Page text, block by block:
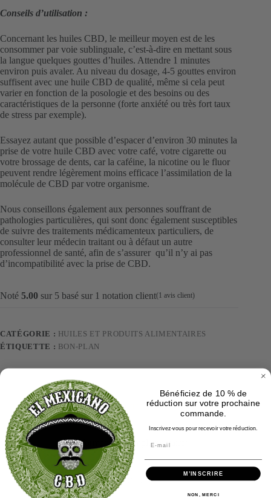
Conseils d’utilisation :
Concernant les huiles CBD, le meilleur moyen est de les
consommer par voie sublinguale, c’est-à-dire en mettant sous
la langue quelques gouttes d’huiles. Attendre 1 minutes
environ puis avaler. Au niveau du dosage, 4-5 gouttes environ
suffisent avec une huile CBD de qualité, même si cela peut
varier en fonction de la posologie et des besoins ou des
caractéristiques de la personne (forte anxiété ou très fort taux
de stress par exemple).
Essayez autant que possible d’espacer d’environ 30 minutes la
prise de votre huile CBD avec votre café, votre cigarette ou
votre brossage de dents, car la caféine, la nicotine ou le fluor
peuvent rendre légèrement moins efficace l’assimilation de la
molécule de CBD par votre organisme.
Nous conseillons également aux personnes souffrant de
pathologies particulières, qui sont donc également susceptibles
de suivre des traitements médicamenteux particuliers, de
consulter leur médecin traitant ou à défaut un autre
professionnel de santé, afin de s’assurer qu’il n’y ai pas
d’incompatibilité avec la prise de CBD.
Noté 5.00 sur 5 basé sur 1 notation client(1 avis client)
CATÉGORIE : HUILES ET PRODUITS ALIMENTAIRES
ÉTIQUETTE : BON-PLAN
Description
Informations complémentaires
Avis (1)
Bénéficiez de 10 % de
réduction sur votre prochaine
commande.
Inscrivez-vous pour recevoir votre réduction.
M’INSCRIRE
NON, MERCI